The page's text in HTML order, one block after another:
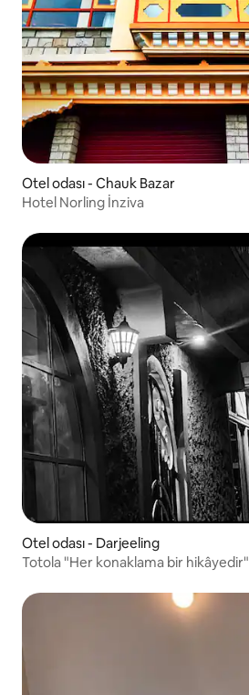
Otel odası - Chauk Bazar
Hotel Norling İnziva
Otel odası - Darjeeling
Totola "Her konaklama bir hikâyedir"